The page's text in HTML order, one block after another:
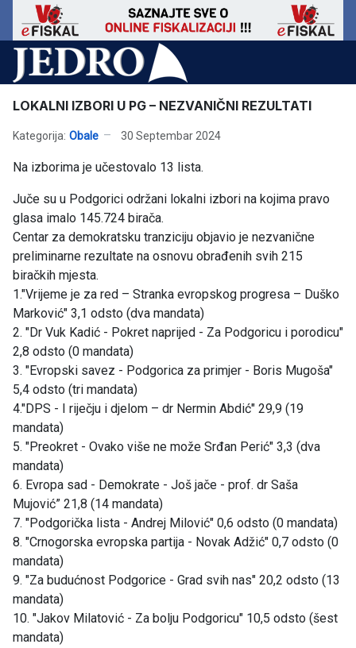
LOKALNI IZBORI U PG – NEZVANIČNI REZULTATI
Kategorija: Obale 30 Septembar 2024
Na izborima je učestovalo 13 lista.
Juče su u Podgorici održani lokalni izbori na kojima pravo
glasa imalo 145.724 birača.
Centar za demokratsku tranziciju objavio je nezvanične
preliminarne rezultate na osnovu obrađenih svih 215
biračkih mjesta.
1."Vrijeme je za red – Stranka evropskog progresa – Duško
Marković" 3,1 odsto (dva mandata)
2. "Dr Vuk Kadić - Pokret naprijed - Za Podgoricu i porodicu"
2,8 odsto (0 mandata)
3. "Evropski savez - Podgorica za primjer - Boris Mugoša"
5,4 odsto (tri mandata)
4."DPS - I riječju i djelom – dr Nermin Abdić" 29,9 (19
mandata)
5. "Preokret - Ovako više ne može Srđan Perić" 3,3 (dva
mandata)
6. Evropa sad - Demokrate - Još jače - prof. dr Saša
Mujović” 21,8 (14 mandata)
7. "Podgorička lista - Andrej Milović" 0,6 odsto (0 mandata)
8. "Crnogorska evropska partija - Novak Adžić" 0,7 odsto (0
mandata)
9. "Za budućnost Podgorice - Grad svih nas" 20,2 odsto (13
mandata)
10. "Jakov Milatović - Za bolju Podgoricu" 10,5 odsto (šest
mandata)